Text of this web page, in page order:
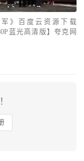
军》百度云资源下载
蓝光高清版】夸克网